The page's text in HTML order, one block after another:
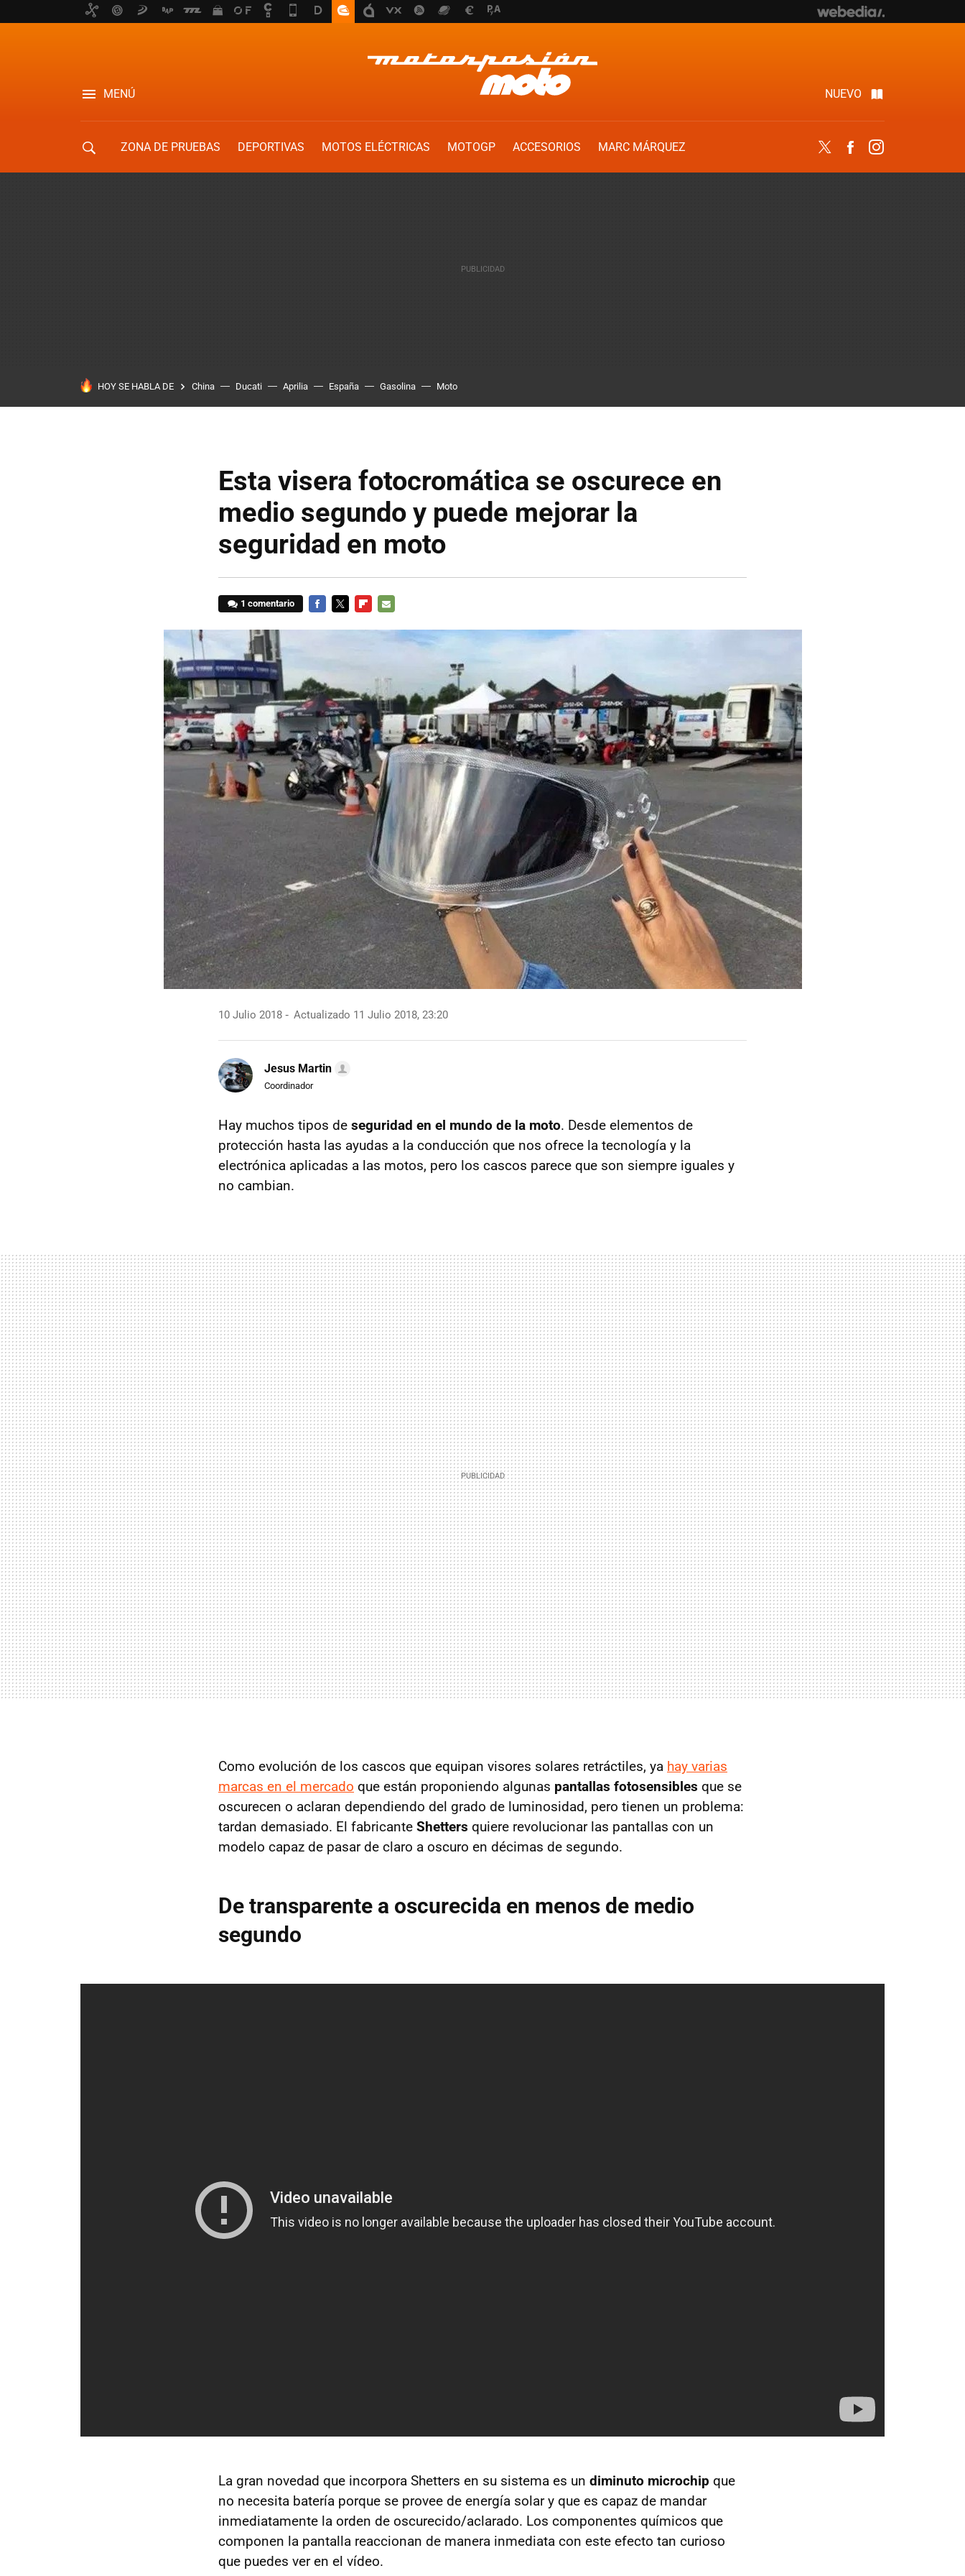
MENÚ NUEVO
ZONA DE PRUEBAS DEPORTIVAS MOTOS ELÉCTRICAS MOTOGP ACCESORIOS
MARC MÁRQUEZ
Twitter Facebook
HOY SE HABLA DE China Ducati Aprilia España Gasolina Moto
Esta visera fotocromática se oscurece en
medio segundo y puede mejorar la
seguridad en moto
1 comentario
10 Julio 2018 Actualizado 11 Julio 2018, 23:20
Jesus Martin
Coordinador
Hay muchos tipos de seguridad en el mundo de la moto. Desde elementos de
protección hasta las ayudas a la conducción que nos ofrece la tecnología y la
electrónica aplicadas a las motos, pero los cascos parece que son siempre iguales y
no cambian.
Como evolución de los cascos que equipan visores solares retráctiles, ya hay varias
marcas en el mercado que están proponiendo algunas pantallas fotosensibles que se
oscurecen o aclaran dependiendo del grado de luminosidad, pero tienen un problema:
tardan demasiado. El fabricante Shetters quiere revolucionar las pantallas con un
modelo capaz de pasar de claro a oscuro en décimas de segundo.
De transparente a oscurecida en menos de medio
segundo
La gran novedad que incorpora Shetters en su sistema es un diminuto microchip que
no necesita batería porque se provee de energía solar y que es capaz de mandar
inmediatamente la orden de oscurecido/aclarado. Los componentes químicos que
componen la pantalla reaccionan de manera inmediata con este efecto tan curioso
que puedes ver en el vídeo.